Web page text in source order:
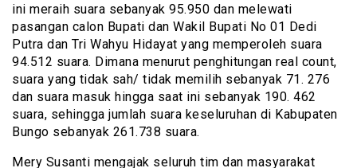
ini meraih suara sebanyak 95.950 dan melewati
pasangan calon Bupati dan Wakil Bupati No 01 Dedi
Putra dan Tri Wahyu Hidayat yang memperoleh suara
94.512 suara. Dimana menurut penghitungan real count,
suara yang tidak sah/ tidak memilih sebanyak 71. 276
dan suara masuk hingga saat ini sebanyak 190. 462
suara, sehingga jumlah suara keseluruhan di Kabupaten
Bungo sebanyak 261.738 suara.
Mery Susanti mengajak seluruh tim dan masyarakat